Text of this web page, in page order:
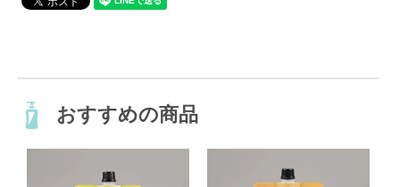
おすすめの商品